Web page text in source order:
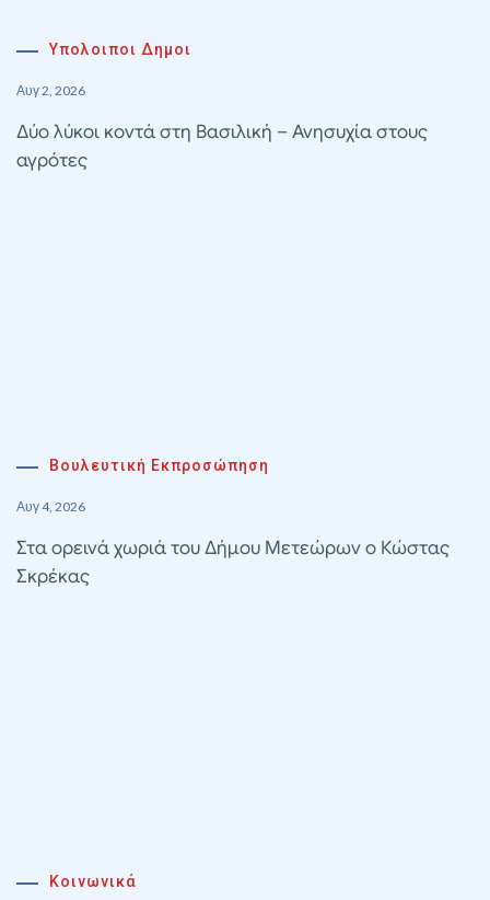
Υπολοιποι Δημοι
Αυγ 2, 2026
Δύο λύκοι κοντά στη Βασιλική – Ανησυχία στους
αγρότες
Βουλευτική Εκπροσώπηση
Αυγ 4, 2026
Στα ορεινά χωριά του Δήμου Μετεώρων ο Κώστας
Σκρέκας
Κοινωνικά